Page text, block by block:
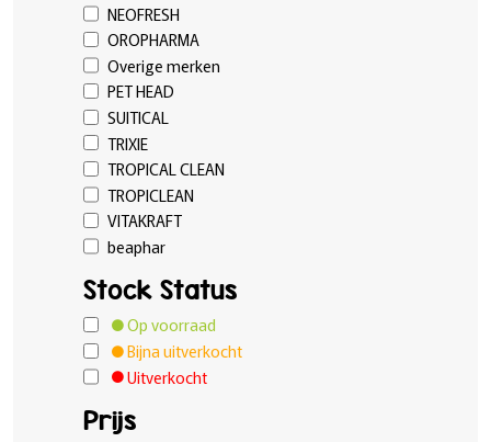
NEOFRESH
OROPHARMA
Overige merken
PET HEAD
SUITICAL
TRIXIE
TROPICAL CLEAN
TROPICLEAN
VITAKRAFT
beaphar
Stock Status
Op voorraad
Bijna uitverkocht
Uitverkocht
Prijs